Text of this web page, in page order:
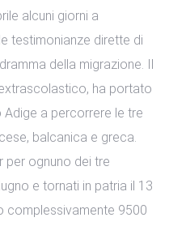
alcuni giorni a
testimonianze dirette di
della migrazione. Il
ha portato
Adige a percorrere le tre
balcanica e greca.
per ognuno dei tre
e tornati in patria il 13
complessivamente 9500